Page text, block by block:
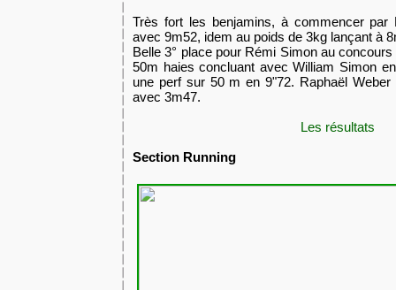
Très fort les benjamins, à commencer par
avec 9m52, idem au poids de 3kg lançant à
Belle 3° place pour Rémi Simon au
50m haies concluant avec William Simon
une perf sur 50 m en 9"72. Raphaël
avec 3m47.
Les résultats
Section Running